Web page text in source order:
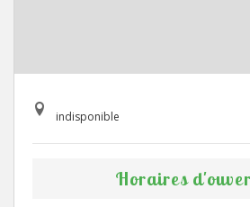
indisponible
Horaires